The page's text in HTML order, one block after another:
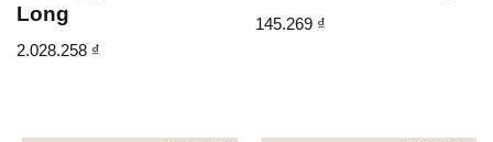
Long
2.028.258 ₫
145.269 ₫